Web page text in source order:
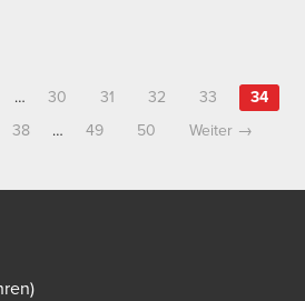
… 30 31 32 33
34
38 … 49 50 Weiter →